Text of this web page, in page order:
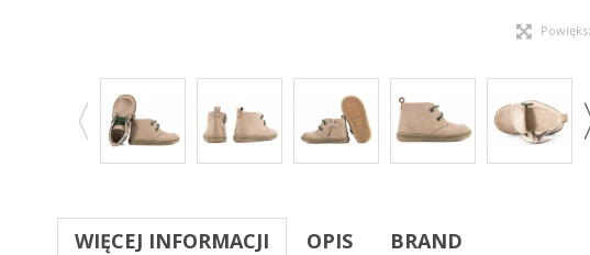
WIĘCEJ INFORMACJI OPIS BRAND